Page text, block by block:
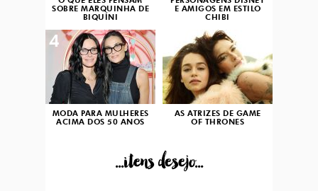
SOBRE MARQUINHA DE
BIQUÍNI
E AMIGOS EM ESTILO
CHIBI
MODA PARA MULHERES
ACIMA DOS 50 ANOS
4
AS ATRIZES DE GAME
OF THRONES
...itens desejo...